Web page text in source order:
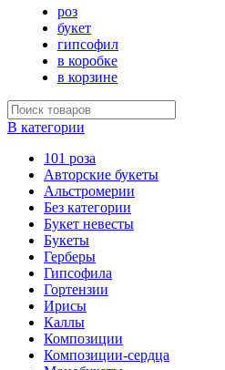
роз
букет
гипсофил
в коробке
в корзине
В категории
101 роза
Авторские букеты
Альстромерии
Без категории
Букет невесты
Букеты
Герберы
Гипсофила
Гортензии
Ирисы
Каллы
Композиции
Композиции-сердца